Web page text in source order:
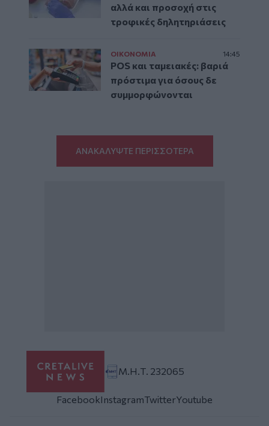
αλλά και προσοχή στις
τροφικές δηλητηριάσεις
ΟΙΚΟΝΟΜΙΑ 14:45
POS και ταμειακές: βαριά
πρόστιμα για όσους δε
συμμορφώνονται
ΑΝΑΚΑΛΥΨΤΕ ΠΕΡΙΣΣΟΤΕΡΑ
Μ.Η.Τ. 232065
FacebookInstagramTwitterYoutube